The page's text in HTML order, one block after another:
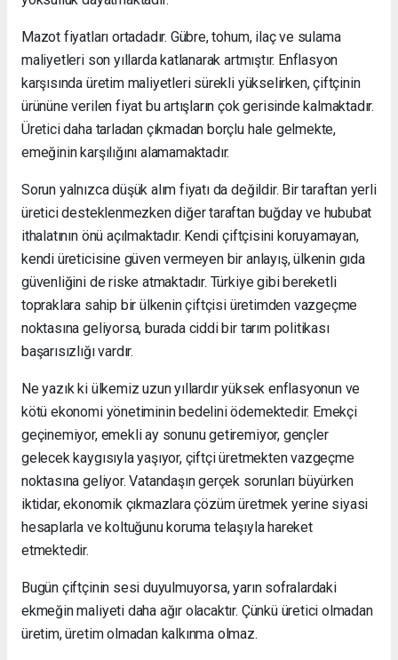
Mazot fiyatları ortadadır. Gübre, tohum, ilaç ve sulama
maliyetleri son yıllarda katlanarak artmıştır. Enflasyon
karşısında üretim maliyetleri sürekli yükselirken, çiftçinin
ürününe verilen fiyat bu artışların çok gerisinde kalmaktadır.
Üretici daha tarladan çıkmadan borçlu hale gelmekte,
emeğinin karşılığını alamamaktadır.
Sorun yalnızca düşük alım fiyatı da değildir. Bir taraftan yerli
üretici desteklenmezken diğer taraftan buğday ve hububat
ithalatının önü açılmaktadır. Kendi çiftçisini koruyamayan,
kendi üreticisine güven vermeyen bir anlayış, ülkenin gıda
güvenliğini de riske atmaktadır. Türkiye gibi bereketli
topraklara sahip bir ülkenin çiftçisi üretimden vazgeçme
noktasına geliyorsa, burada ciddi bir tarım politikası
başarısızlığı vardır.
Ne yazık ki ülkemiz uzun yıllardır yüksek enflasyonun ve
kötü ekonomi yönetiminin bedelini ödemektedir. Emekçi
geçinemiyor, emekli ay sonunu getiremiyor, gençler
gelecek kaygısıyla yaşıyor, çiftçi üretmekten vazgeçme
noktasına geliyor. Vatandaşın gerçek sorunları büyürken
iktidar, ekonomik çıkmazlara çözüm üretmek yerine siyasi
hesaplarla ve koltuğunu koruma telaşıyla hareket
etmektedir.
Bugün çiftçinin sesi duyulmuyorsa, yarın sofralardaki
ekmeğin maliyeti daha ağır olacaktır. Çünkü üretici olmadan
üretim, üretim olmadan kalkınma olmaz.